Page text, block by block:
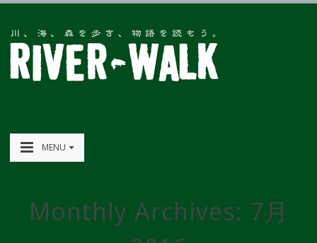
MENU
Monthly Archives: 7月